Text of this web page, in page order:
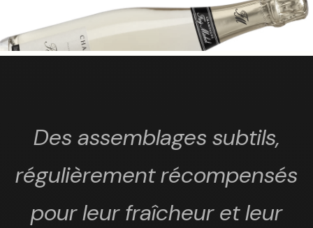
Des assemblages subtils,
régulièrement récompensés
pour leur fraîcheur et leur